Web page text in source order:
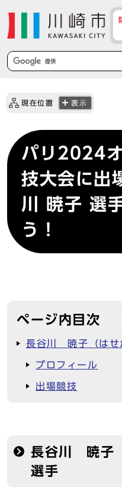
現在位置 表示
パリ2024
技大会に出
川 暁子 選
う！
ページ内目次
長谷川 暁子（はせ
プロフィール
出場競技
長谷川 暁子
選手